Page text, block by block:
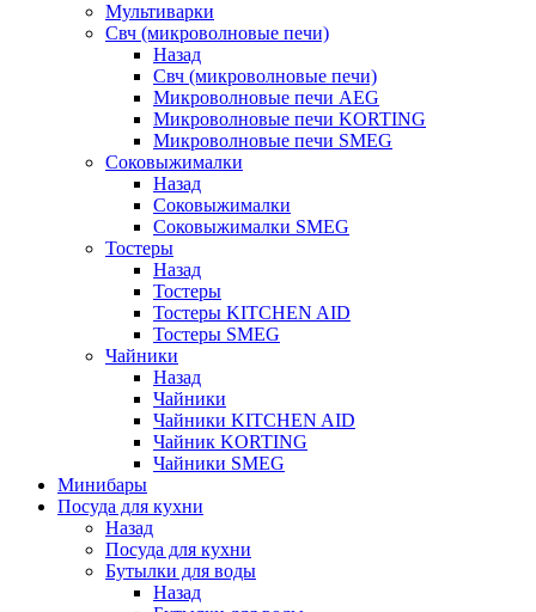
Мультиварки
Свч (микроволновые печи)
Назад
Свч (микроволновые печи)
Микроволновые печи AEG
Микроволновые печи KORTING
Микроволновые печи SMEG
Соковыжималки
Назад
Соковыжималки
Соковыжималки SMEG
Тостеры
Назад
Тостеры
Тостеры KITCHEN AID
Тостеры SMEG
Чайники
Назад
Чайники
Чайники KITCHEN AID
Чайник KORTING
Чайники SMEG
Минибары
Посуда для кухни
Назад
Посуда для кухни
Бутылки для воды
Назад